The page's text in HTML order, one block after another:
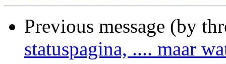
Previous message (by
statuspagina, .... maar